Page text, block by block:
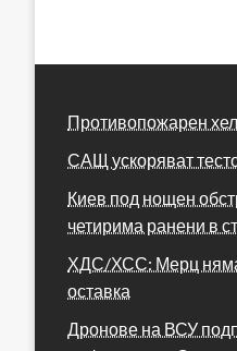
Противопожарен
САЩ ускоряват
Киев под нощен
четирима ранени в
ХДС/ХСС: Мерц
оставка
Дронове на ВСУ